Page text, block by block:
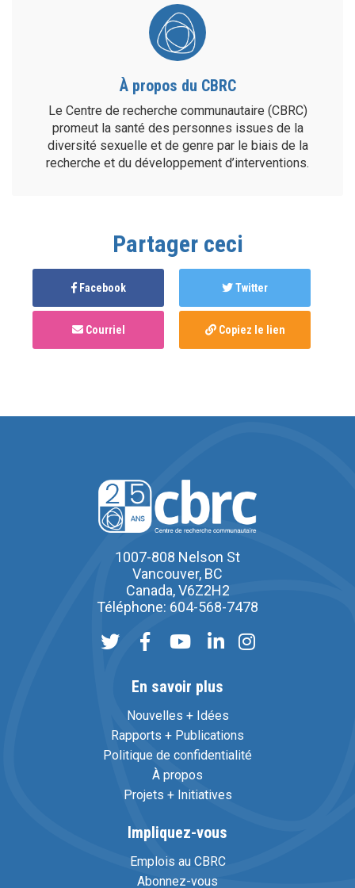
À propos du CBRC
Le Centre de recherche communautaire (CBRC)
promeut la santé des personnes issues de la
diversité sexuelle et de genre par le biais de la
recherche et du développement d’interventions.
Partager ceci
Facebook Twitter
Courriel Copiez le lien
1007-808 Nelson St
Vancouver, BC
Canada, V6Z2H2
Téléphone: 604-568-7478
En savoir plus
Nouvelles + Idées
Rapports + Publications
Politique de confidentialité
À propos
Projets + Initiatives
Impliquez-vous
Emplois au CBRC
Abonnez-vous